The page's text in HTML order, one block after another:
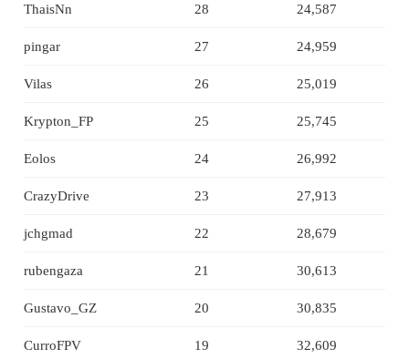
ThaisNn 28 24,587
pingar 27 24,959
Vilas 26 25,019
Krypton_FP 25 25,745
Eolos 24 26,992
CrazyDrive 23 27,913
jchgmad 22 28,679
rubengaza 21 30,613
Gustavo_GZ 20 30,835
CurroFPV 19 32,609